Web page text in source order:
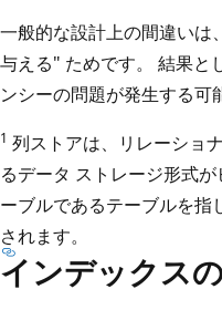
一般的な設計上の間違いは
与える" ためです。 結果と
ンシーの問題が発生する可
1 列ストアは、リレーショ
るデータ ストレージ形式
ーブルであるテーブルを指
されます。
インデックス